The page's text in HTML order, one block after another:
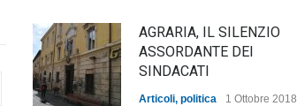
AGRARIA, IL SILENZIO
ASSORDANTE DEI
SINDACATI
Articoli, politica 1 Ottobre 2018